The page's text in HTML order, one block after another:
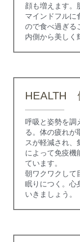
顔も増えます。
マインドフルに
ので食べ過ぎる
内側から美しく
HEALTH
呼吸と姿勢を調
る。体の疲れが
スが軽減され、
によって免疫機
ています。
朝ワクワクして
眠りにつく。心
いきましょう。